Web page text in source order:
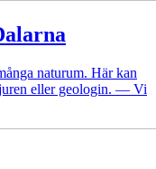
naturum. Här kan
eller geologin. — Vi